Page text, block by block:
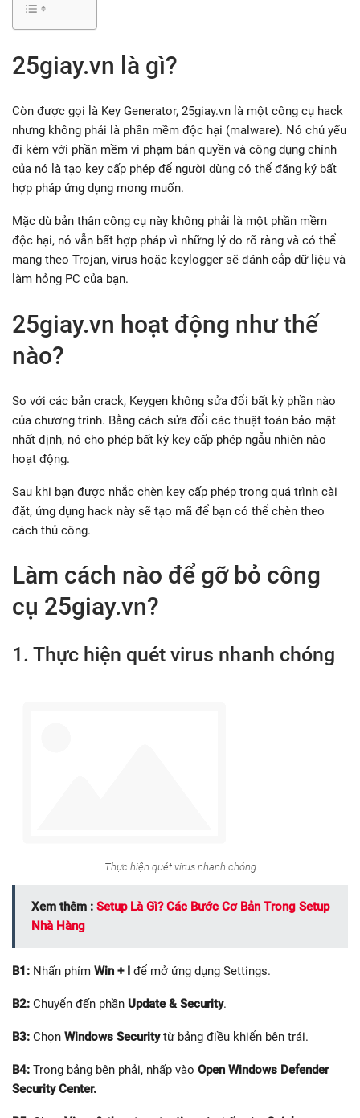
25giay.vn là gì?
Còn được gọi là Key Generator, 25giay.vn là một công cụ hack
nhưng không phải là phần mềm độc hại (malware). Nó chủ yếu
đi kèm với phần mềm vi phạm bản quyền và công dụng chính
của nó là tạo key cấp phép để người dùng có thể đăng ký bất
hợp pháp ứng dụng mong muốn.
Mặc dù bản thân công cụ này không phải là một phần mềm
độc hại, nó vẫn bất hợp pháp vì những lý do rõ ràng và có thể
mang theo Trojan, virus hoặc keylogger sẽ đánh cắp dữ liệu và
làm hỏng PC của bạn.
25giay.vn hoạt động như thế
nào?
So với các bản crack, Keygen không sửa đổi bất kỳ phần nào
của chương trình. Bằng cách sửa đổi các thuật toán bảo mật
nhất định, nó cho phép bất kỳ key cấp phép ngẫu nhiên nào
hoạt động.
Sau khi bạn được nhắc chèn key cấp phép trong quá trình cài
đặt, ứng dụng hack này sẽ tạo mã để bạn có thể chèn theo
cách thủ công.
Làm cách nào để gỡ bỏ công
cụ 25giay.vn?
1. Thực hiện quét virus nhanh chóng
Thực hiện quét virus nhanh chóng
Xem thêm : Setup Là Gì? Các Bước Cơ Bản Trong Setup
Nhà Hàng
B1: Nhấn phím Win + I để mở ứng dụng Settings.
B2: Chuyển đến phần Update & Security.
B3: Chọn Windows Securitytừ bảng điều khiển bên trái.
B4: Trong bảng bên phải, nhấp vào Open Windows Defender
Security Center.